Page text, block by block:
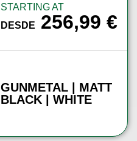
STARTING AT
DESDE
256,99€
GUNMETAL | MATT
BLACK | WHITE